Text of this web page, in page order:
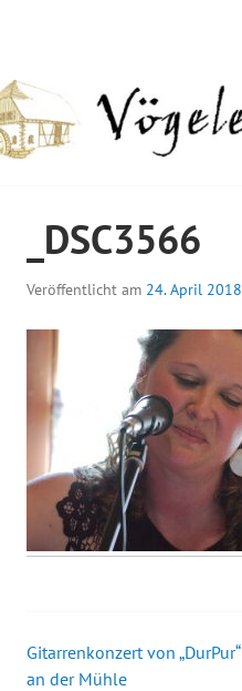
_DSC3566
Veröffentlicht am 24. April 2018
Beitrags-
Gitarrenkonzert von „DurPur“
an der Mühle